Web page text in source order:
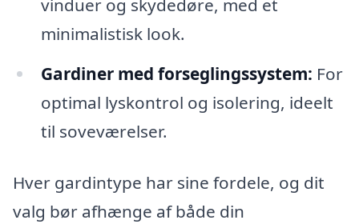
vinduer og skydedøre, med et
minimalistisk look.
Gardiner med forseglingssystem: For
optimal lyskontrol og isolering, ideelt
til soveværelser.
Hver gardintype har sine fordele, og dit
valg bør afhænge af både din